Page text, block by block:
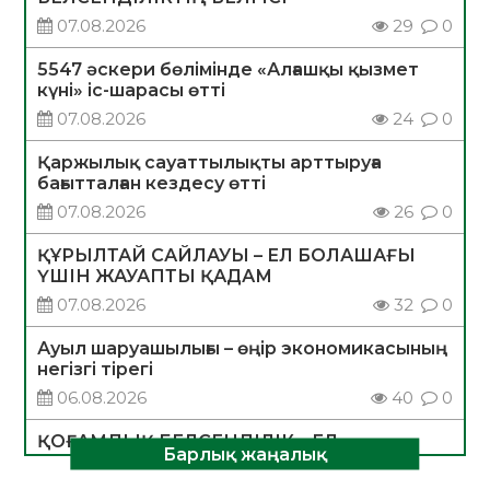
07.08.2026
29 0
5547 әскери бөлімінде «Алғашқы қызмет
күні» іс-шарасы өтті
07.08.2026
24 0
Қаржылық сауаттылықты арттыруға
бағытталған кездесу өтті
07.08.2026
26 0
ҚҰРЫЛТАЙ САЙЛАУЫ – ЕЛ БОЛАШАҒЫ
ҮШІН ЖАУАПТЫ ҚАДАМ
07.08.2026
32 0
Ауыл шаруашылығы – өңір экономикасының
негізгі тірегі
06.08.2026
40 0
ҚОҒАМДЫҚ БЕЛСЕНДІЛІК – ЕЛ
ДАМУЫНЫҢ НЕГІЗІБарлық жаңалық